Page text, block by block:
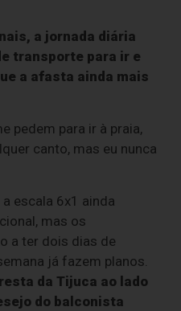
a jornada diária
transporte para ir e
a afasta ainda mais
pedem para ir à praia,
canto, mas eu nunca
escala 6x1 ainda
mas os
a ter dois dias de
já fazem planos.
da Tijuca ao lado
do balconista